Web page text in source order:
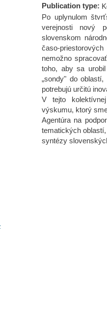
Publication type:
Po uplynulom
verejnosti nový
slovenskom
časo-
nemožno
toho, aby sa
„sondy" do
potrebujú určitú
V tejto
výskumu, ktorý
Agentúra na
tematických
syntézy